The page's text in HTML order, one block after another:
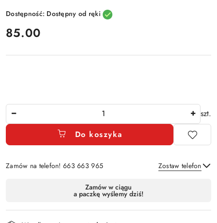
Dostępność: Dostępny od ręki
cena:
85.00
szt.
Do koszyka
Zamów na telefon! 663 663 965 Zostaw telefon
Wyślij
dostawa
Zamów w ciągu
a paczkę wyślemy dziś!